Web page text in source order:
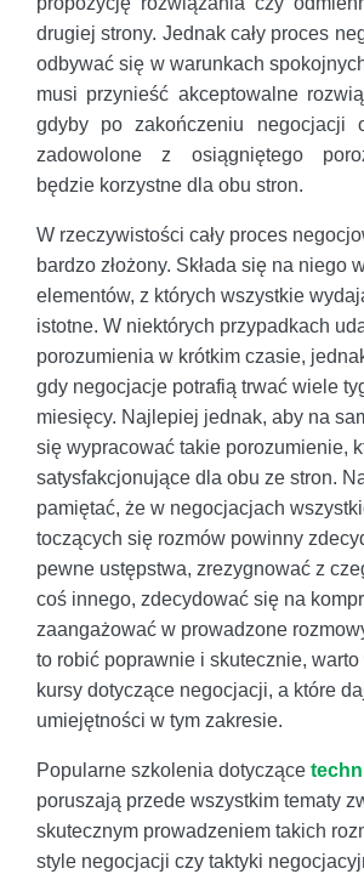
drugiej strony. Jednak cały proces
odbywać się w warunkach
musi przynieść akceptowalne
gdyby po zakończeniu negocjacji
zadowolone z osiągniętego
będzie korzystne dla obu stron.
W rzeczywistości cały proces
bardzo złożony. Składa się na niego
elementów, z których wszystkie
istotne. W niektórych przypadkach
porozumienia w krótkim czasie,
gdy negocjacje potrafią trwać wiele
miesięcy. Najlepiej jednak, aby na
się wypracować takie porozumienie,
satysfakcjonujące dla obu ze stron.
pamiętać, że w negocjacjach
toczących się rozmów powinny
pewne ustępstwa, zrezygnować z
coś innego, zdecydować się na
zaangażować w prowadzone
to robić poprawnie i skutecznie,
kursy dotyczące negocjacji, a które
umiejętności w tym zakresie.
Popularne szkolenia dotyczące
poruszają przede wszystkim tematy
skutecznym prowadzeniem takich
style negocjacji czy taktyki